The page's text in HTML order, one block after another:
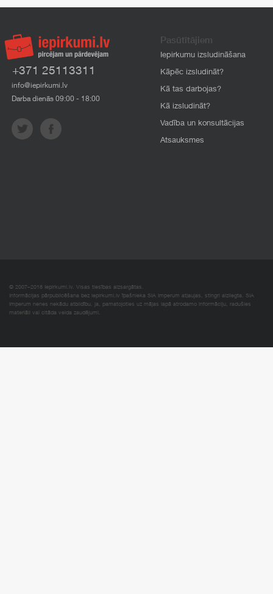
+371 25113311
info@iepirkumi.lv
Darba dienās 09:00 - 18:00
Pasūtītājiem
Iepirkumu izsludināšana
Kāpēc izsludināt?
Kā tas darbojas?
Kā izsludināt?
Vadība un konsultācijas
Atsauksmes
© 2007–2018 Iepirkumi.lv. Visas tiesības aizsargātas.
Informācijas pārpublicēšana bez iepirkumi.lv īpašnieka SIA Imperum atļaujas, stingri aizliegta. SIA
Imperum nenes nekādu atbildību, ja, pamatojoties uz mājas lapā atrodamo informāciju, radušies
materiāli vai citāda veida zaudējumi.